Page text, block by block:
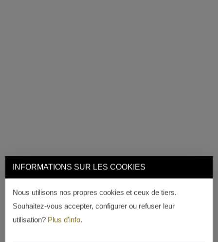
INFORMATIONS SUR LES COOKIES
Nous utilisons nos propres cookies et ceux de tiers.
Souhaitez-vous accepter, configurer ou refuser leur
utilisation? Plus d'info.